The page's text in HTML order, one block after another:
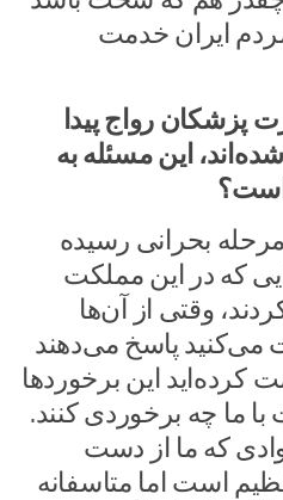
ایران خدمت
پزشکان رواج پیدا
این مسئله به
است؟
مرحله بحرانی رسیده
که در این مملکت
وقتی از آن‌ها
پاسخ می‌دهند
کرده‌اید این برخوردها
ما چه برخوردی کنند.
که ما از دست
است اما متاسفانه